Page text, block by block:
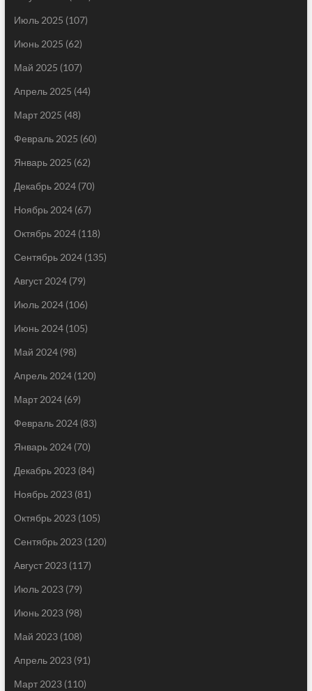
Июль 2025 (107)
Июнь 2025 (62)
Май 2025 (107)
Апрель 2025 (44)
Март 2025 (48)
Февраль 2025 (60)
Январь 2025 (62)
Декабрь 2024(70)
Ноябрь 2024(67)
Октябрь 2024(118)
Сентябрь 2024(135)
Август 2024(79)
Июль 2024(106)
Июнь 2024(105)
Май 2024(98)
Апрель 2024(120)
Март 2024(69)
Февраль 2024(83)
Январь 2024(70)
Декабрь 2023(84)
Ноябрь 2023(81)
Октябрь 2023(105)
Сентябрь 2023(120)
Август 2023(117)
Июль 2023(79)
Июнь 2023(98)
Май 2023(108)
Апрель 2023(91)
Март 2023(110)